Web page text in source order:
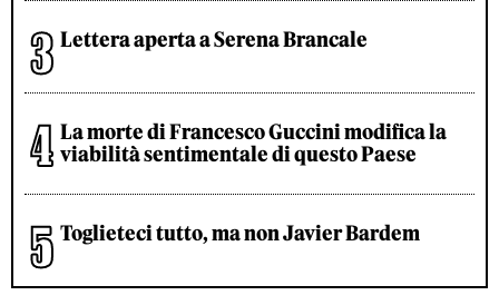
Lettera aperta a Serena Brancale
La morte di Francesco Guccini modifica la
viabilità sentimentale di questo Paese
Toglieteci tutto, ma non Javier Bardem